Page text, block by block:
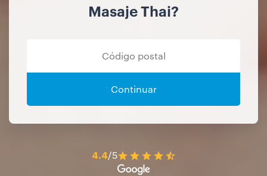
Masaje Thai?
Continuar
4.4/5